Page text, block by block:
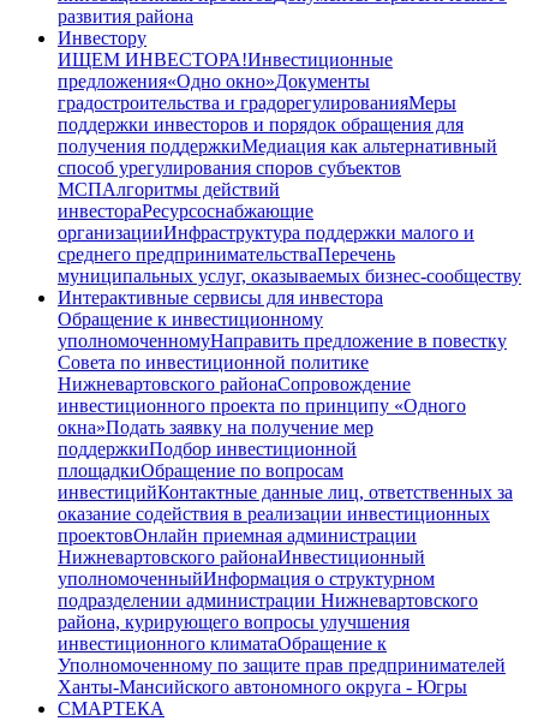
развития района
Инвестору
ИЩЕМ ИНВЕСТОРА!Инвестиционные
предложения«Одно окно»Документы
градостроительства и градорегулированияМеры
поддержки инвесторов и порядок обращения для
получения поддержкиМедиация как альтернативный
способ урегулирования споров субъектов
МСПАлгоритмы действий
инвестораРесурсоснабжающие
организацииИнфраструктура поддержки малого и
среднего предпринимательстваПеречень
муниципальных услуг, оказываемых бизнес-сообществу
Интерактивные сервисы для инвестора
Обращение к инвестиционному
уполномоченномуНаправить предложение в повестку
Совета по инвестиционной политике
Нижневартовского районаСопровождение
инвестиционного проекта по принципу «Одного
окна»Подать заявку на получение мер
поддержкиПодбор инвестиционной
площадкиОбращение по вопросам
инвестицийКонтактные данные лиц, ответственных за
оказание содействия в реализации инвестиционных
проектовОнлайн приемная администрации
Нижневартовского районаИнвестиционный
уполномоченныйИнформация о структурном
подразделении администрации Нижневартовского
района, курирующего вопросы улучшения
инвестиционного климатаОбращение к
Уполномоченному по защите прав предпринимателей
Ханты-Мансийского автономного округа - Югры
СМАРТЕКА